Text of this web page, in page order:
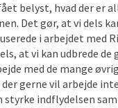
belyst, hvad der er
Det gør, at vi dels
i arbejdet med
at vi kan udbrede
med de mange
gerne vil arbejde
styrke indflydelsen